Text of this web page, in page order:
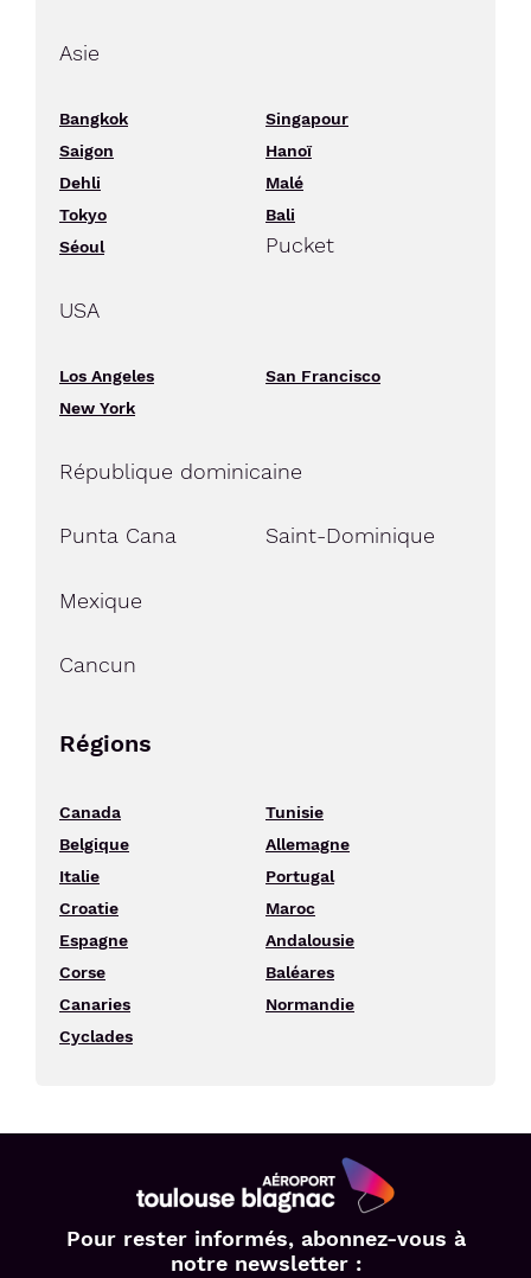
Asie
Bangkok
Singapour
Saigon
Hanoï
Dehli
Malé
Tokyo
Bali
Séoul
Pucket
USA
Los Angeles
San Francisco
New York
République dominicaine
Punta Cana Saint-Dominique
Mexique
Cancun
Régions
Canada
Tunisie
Belgique
Allemagne
Italie
Portugal
Croatie
Maroc
Espagne
Andalousie
Corse
Baléares
Canaries
Normandie
Cyclades
Aéroport
Toulouse
Pour rester informés, abonnez-vous à
notre newsletter :